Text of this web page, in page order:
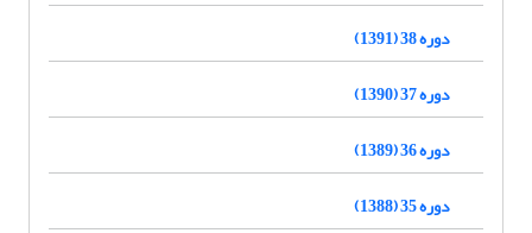
دوره 38 (1391)
دوره 37 (1390)
دوره 36 (1389)
دوره 35 (1388)